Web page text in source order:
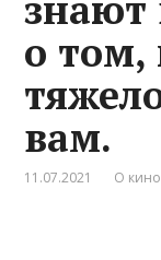
о том,
вам.
11.07.2021 О кино